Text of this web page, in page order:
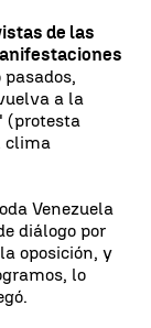
de las
a la
(protesta
clima
Venezuela
diálogo por
oposición, y
lo